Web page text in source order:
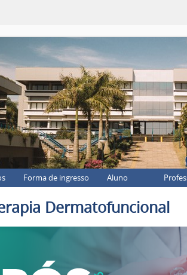
Forma de ingresso Aluno
Dermatofuncional